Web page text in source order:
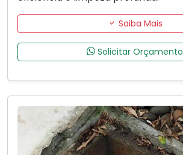
Saiba Mais
Solicitar Orçamento